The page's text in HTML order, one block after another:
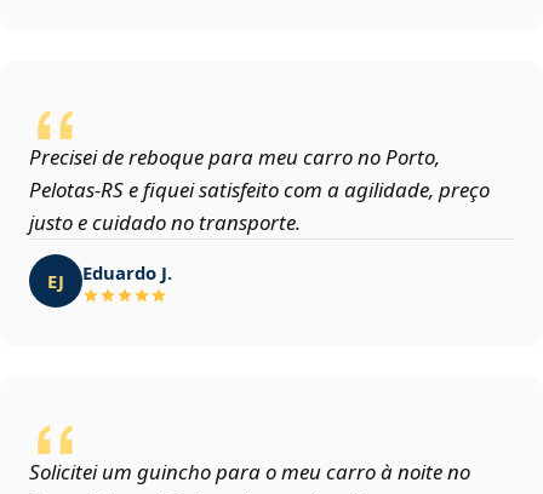
Precisei de reboque para meu carro no Porto,
Pelotas‑RS e fiquei satisfeito com a agilidade, preço
justo e cuidado no transporte.
EJ Eduardo J.
Solicitei um guincho para o meu carro à noite no